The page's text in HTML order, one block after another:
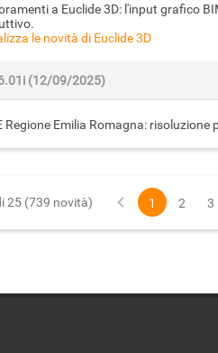
a Euclide 3D: l'input grafico
le novità di Euclide 3D
(12/09/2025)
Regione Emilia Romagna:
25 (739 novità) 1 2 3